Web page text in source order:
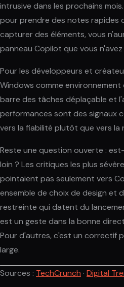
intrusive dans les prochains
pour prendre des notes rapides
capturer des éléments, vous
panneau Copilot que vous
Pour les développeurs et
Windows comme
barre des tâches déplaçable et
performances sont des signaux
vers la fiabilité plutôt que vers la
Reste une question ouverte :
loin ? Les critiques les plus
pointaient pas seulement vers
ensemble de choix de design et
restreinte qui datent du
est un geste dans la bonne
Pour d'autres, c'est un correctif
large.
Sources : TechCrunch · Digital